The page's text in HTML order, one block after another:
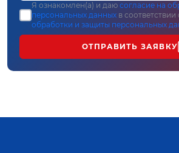
Я ознакомлен(а) и даю согласие на
персональных данных в соответствии
обработки и защиты персональных
ОТПРАВИТЬ ЗАЯВКУ